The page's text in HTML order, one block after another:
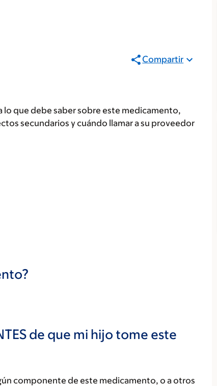
Compartir
lo que debe saber sobre este medicamento,
secundarios y cuándo llamar a su proveedor
de que mi hijo tome este
componente de este medicamento, o a otros